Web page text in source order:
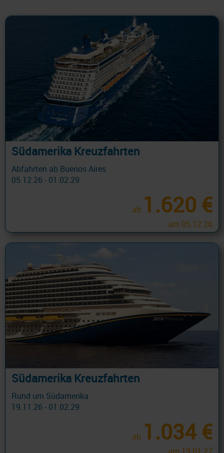
Südamerika Kreuzfahrten
Abfahrten ab Buenos Aires
05.12.26 - 01.02.29
ab 1.620 €
am 05.12.26
Südamerika Kreuzfahrten
Rund um Südamerika
19.11.26 - 01.02.29
ab 1.034 €